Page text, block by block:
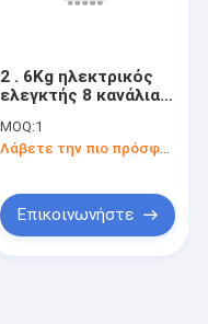
2 . 6Kg ηλεκτρικός
ελεγκτής 8 κανάλια 4
παραγωγή σημάτων
20Ma
MOQ:1
Επικοινωνήστε